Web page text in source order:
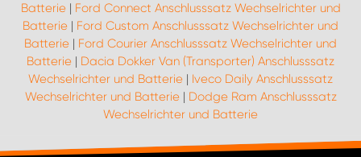
Batterie| Ford Connect Anschlusssatz Wechselrichter und
Batterie | Ford Custom Anschlusssatz Wechselrichter und
Batterie | Ford Courier Anschlusssatz Wechselrichter und
Batterie | Dacia Dokker Van (Transporter) Anschlusssatz
Wechselrichter und Batterie | Iveco Daily Anschlusssatz
Wechselrichter und Batterie| Dodge Ram Anschlusssatz
Wechselrichter und Batterie